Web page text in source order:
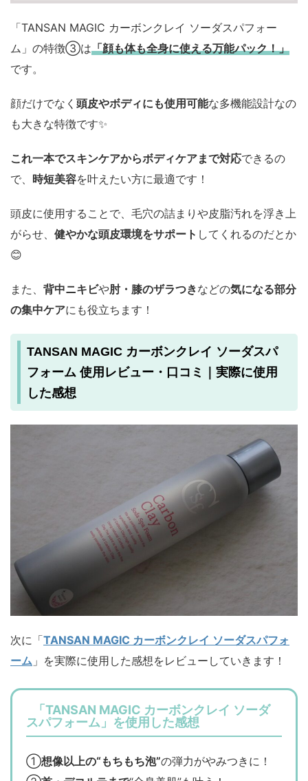
「TANSAN MAGIC カーボンクレイ ソーダスパフォー
ム」の特徴③は「顔も体も全身に使える万能パック！」
です。
顔だけでなく 頭皮やボディにも使用可能な多機能設計なの
も大きな特徴です✨️
これ一本でスキンケアからボディケアまで対応できるの
で、 時短美容を叶えたい方に最適です！
頭皮に使用することで、毛穴の詰まりや皮脂汚れを浮き上
がらせ、 健やかな頭皮環境をサポート してくれるのだとか
😊
また、 背中ニキビや肘・膝のザラつきなどの気になる部分
の集中ケアにも役立ちます！
TANSAN MAGIC カーボンクレイ ソーダスパ
フォーム 使用レビュー・口コミ｜実際に使用
した感想
次に「TANSAN MAGIC カーボンクレイ ソーダスパフォ
ーム 」を実際に使用した感想をレビューしていきます！
「TANSAN MAGIC カーボンクレイ ソーダ
スパフォーム」を使用した感想
①想像以上の“もちもち泡”の弾力がやみつきに！